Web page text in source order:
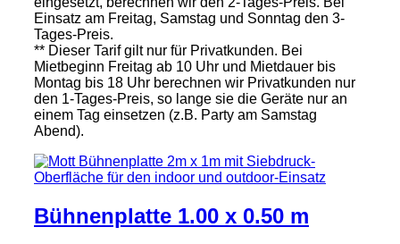
Einsatz am Freitag, Samstag und Sonntag den 3-
Tages-Preis.
** Dieser Tarif gilt nur für Privatkunden. Bei
Mietbeginn Freitag ab 10 Uhr und Mietdauer bis
Montag bis 18 Uhr berechnen wir Privatkunden nur
den 1-Tages-Preis, so lange sie die Geräte nur an
einem Tag einsetzen (z.B. Party am Samstag
Abend).
Bühnenplatte 1.00 x 0.50 m